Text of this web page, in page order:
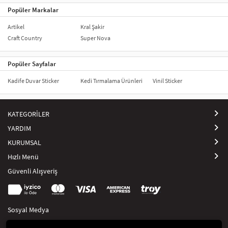
Popüler Markalar
Artikel
Craft Country
Kral Şakir
Super Nova
Popüler Sayfalar
Kadife Duvar Sticker Kedi Tırmalama Ürünleri Vinil Sticker
KATEGORİLER
YARDIM
KURUMSAL
Hızlı Menü
Güvenli Alışveriş
Sosyal Medya